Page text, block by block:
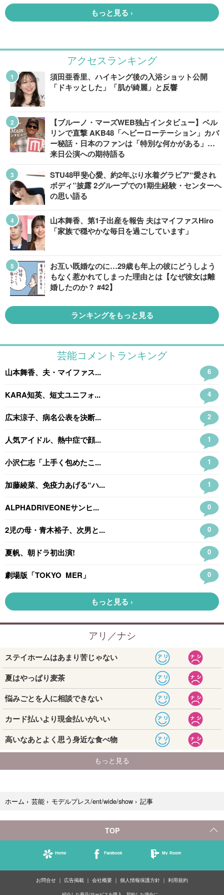
アクセスランキング
須田亜香里、ハイキング後の入浴ショット公開
「ドキッとした」「肌が綺麗」と反響
【ブルーノ・マーズWEB独占インタビュー】ベル
リンで直撃 AKB48「ヘビーローテーション」カバ
ー秘話・日本のファンは「特別な何かがある」…
来日公演への期待語る
STU48甲斐心愛、約2年ぶり水着グラビア“愛され
ボディ”披露 2グループでの1期生経験・センターへ
の思い語る
山本舞香、第1子出産を報告 夫はマイファスHiro
「家族で穏やかな毎日を過ごしています」
お互い既婚なのに…29歳も年上の彼にどうしよう
もなく惹かれてしまった理由とは【なぜ彼女は離
婚したのか？ #42】
ランキングをもっと見る
ホーム › 芸能 › モデルプレス/ent/wide/show › 記事
TOP
Home Facebook My Room
お問合せ 広告掲載 会社概要 個人情報保護方針 利用規約